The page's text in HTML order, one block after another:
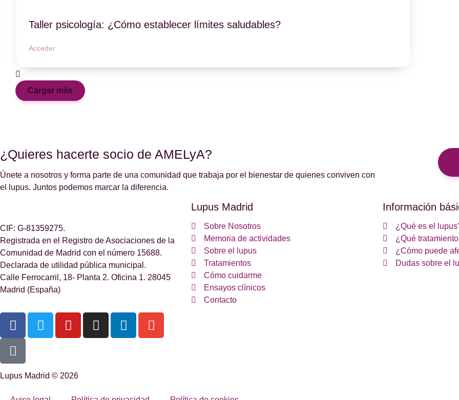
Taller psicología: ¿Cómo establecer límites saludables?
Acceder
Cargar más
¿Quieres hacerte socio de AMELyA?
Únete a nosotros y forma parte de una comunidad que trabaja por el bienestar de quienes conviven con
el lupus. Juntos podemos marcar la diferencia.
CIF: G-81359275.
Registrada en el Registro de Asociaciones de la
Comunidad de Madrid con el número 15688.
Declarada de utilidad pública municipal.
Calle Ferrocarril, 18- Planta 2. Oficina 1. 28045
Madrid (España)
Lupus Madrid © 2026
Lupus Madrid
Sobre Nosotros
Memoria de actividades
Sobre el lupus
Tratamientos
Cómo cuidarme
Ensayos clínicos
Contacto
Información
¿Qué es el
¿Qué
¿Cómo puede
Dudas sobre el